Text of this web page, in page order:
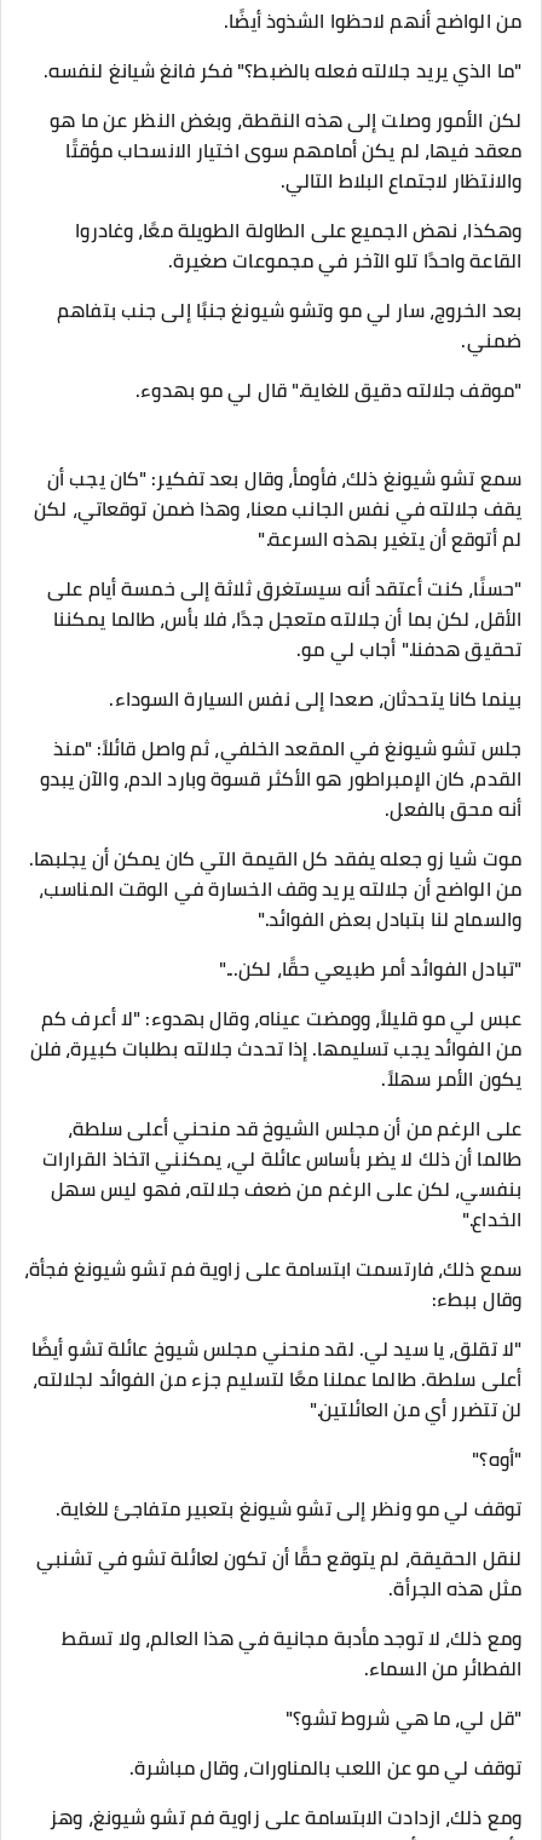
من الواضح أنهم لاحظوا الشذوذ أيضًا.
"ما الذي يريد جلالته فعله بالضبط؟" فكر فانغ شيانغ لنفسه.
لكن الأمور وصلت إلى هذه النقطة، وبغض النظر عن ما هو
معقد فيها، لم يكن أمامهم سوى اختيار الانسحاب مؤقتًا
والانتظار لاجتماع البلاط التالي.
وهكذا، نهض الجميع على الطاولة الطويلة معًا، وغادروا
القاعة واحدًا تلو الآخر في مجموعات صغيرة.
بعد الخروج، سار لي مو وتشو شيونغ جنبًا إلى جنب بتفاهم
ضمني.
"موقف جلالته دقيق للغاية." قال لي مو بهدوء.
سمع تشو شيونغ ذلك، فأومأ، وقال بعد تفكير: "كان يجب أن
يقف جلالته في نفس الجانب معنا، وهذا ضمن توقعاتي، لكن
لم أتوقع أن يتغير بهذه السرعة."
"حسنًا، كنت أعتقد أنه سيستغرق ثلاثة إلى خمسة أيام على
الأقل، لكن بما أن جلالته متعجل جدًا، فلا بأس، طالما يمكننا
تحقيق هدفنا." أجاب لي مو.
بينما كانا يتحدثان، صعدا إلى نفس السيارة السوداء.
جلس تشو شيونغ في المقعد الخلفي، ثم واصل قائلاً: "منذ
القدم، كان الإمبراطور هو الأكثر قسوة وبارد الدم، والآن يبدو
أنه محق بالفعل.
موت شيا زو جعله يفقد كل القيمة التي كان يمكن أن يجلبها.
من الواضح أن جلالته يريد وقف الخسارة في الوقت المناسب،
والسماح لنا بتبادل بعض الفوائد."
"تبادل الفوائد أمر طبيعي حقًا، لكن..."
عبس لي مو قليلاً، وومضت عيناه، وقال بهدوء: "لا أعرف كم
من الفوائد يجب تسليمها. إذا تحدث جلالته بطلبات كبيرة، فلن
يكون الأمر سهلاً.
على الرغم من أن مجلس الشيوخ قد منحني أعلى سلطة،
طالما أن ذلك لا يضر بأساس عائلة لي، يمكنني اتخاذ القرارات
بنفسي، لكن على الرغم من ضعف جلالته، فهو ليس سهل
الخداع."
سمع ذلك، فارتسمت ابتسامة على زاوية فم تشو شيونغ فجأة،
وقال ببطء:
"لا تقلق، يا سيد لي. لقد منحني مجلس شيوخ عائلة تشو أيضًا
أعلى سلطة. طالما عملنا معًا لتسليم جزء من الفوائد لجلالته،
لن تتضرر أي من العائلتين."
"أوه؟"
توقف لي مو ونظر إلى تشو شيونغ بتعبير متفاجئ للغاية.
لنقل الحقيقة، لم يتوقع حقًا أن تكون لعائلة تشو في تشنبي
مثل هذه الجرأة.
ومع ذلك، لا توجد مأدبة مجانية في هذا العالم، ولا تسقط
الفطائر من السماء.
"قل لي، ما هي شروط تشو؟"
توقف لي مو عن اللعب بالمناورات، وقال مباشرة.
ومع ذلك، ازدادت الابتسامة على زاوية فم تشو شيونغ، وهز